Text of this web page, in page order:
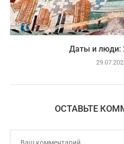
Даты и люди:
ОСТАВЬТЕ